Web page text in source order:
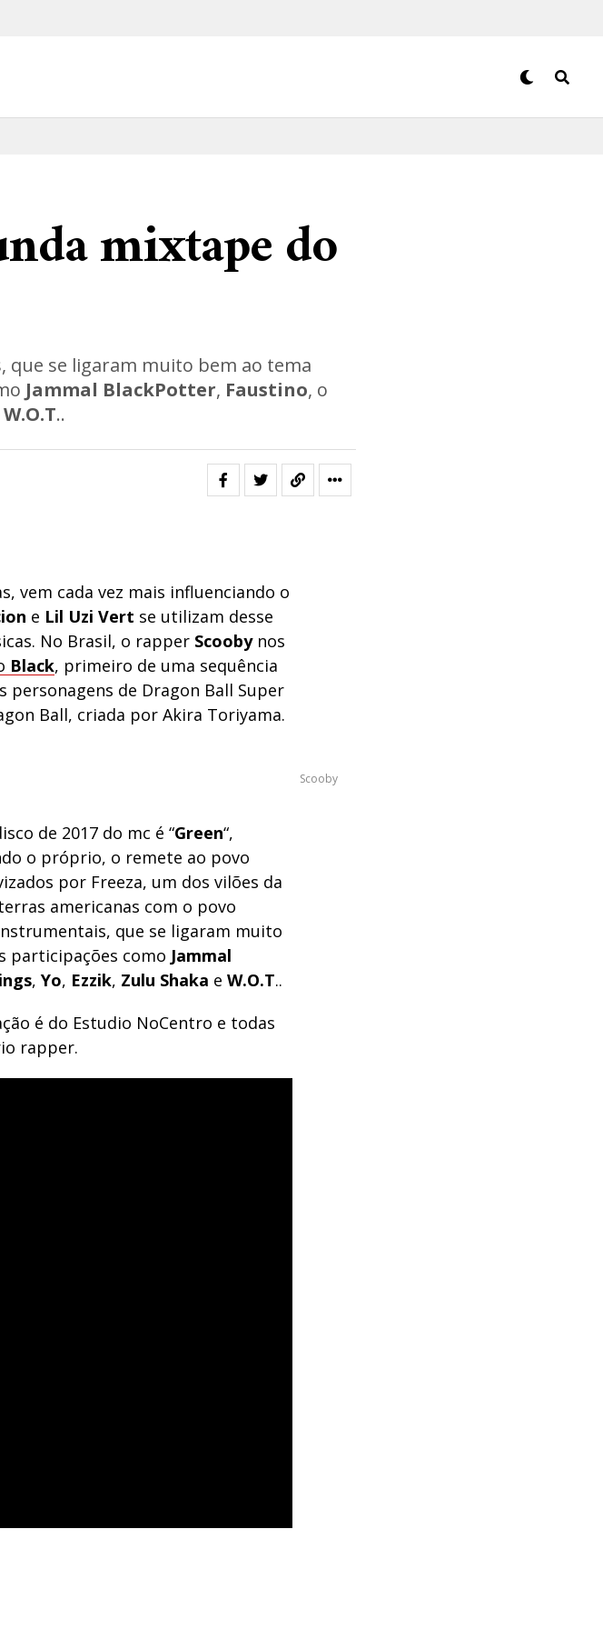
mixtape do
que se ligaram muito bem ao tema
Jammal BlackPotter, Faustino, o
W.O.T..
vem cada vez mais influenciando o
e Lil Uzi Vert se utilizam desse
No Brasil, o rapper Scooby nos
Black, primeiro de uma sequência
de Dragon Ball Super
Ball, criada por Akira Toriyama.
Scooby
de 2017 do mc é “Green“,
o próprio, o remete ao povo
por Freeza, um dos vilões da
americanas com o povo
que se ligaram muito
participações como Jammal
, Yo, Ezzik, Zulu Shaka e W.O.T..
é do Estudio NoCentro e todas
rapper.